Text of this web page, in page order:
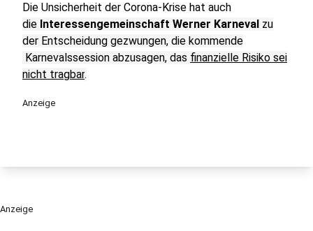
Die Unsicherheit der Corona-Krise hat auch
die Interessengemeinschaft Werner Karneval zu
der Entscheidung gezwungen, die kommende
Karnevalssession abzusagen, das finanzielle Risiko sei
nicht tragbar.
Anzeige
Anzeige